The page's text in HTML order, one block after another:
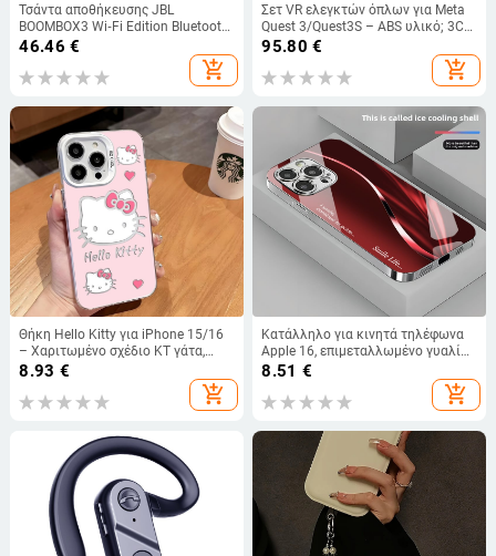
Τσάντα αποθήκευσης JBL
BOOMBOX3 Wi‑Fi Edition Bluetooth
Speaker (ύφασμα, 3C συσκευασία)
46.46 €
add_shopping_cart
Σετ VR ελεγκτών όπλων για Meta
Quest 3/Quest3S – ABS υλικό; 3C
συσκευασία ηλεκτρονικού
προϊόντος; μη εισαγόμενο; χωρίς
παραμετροποίηση
95.80 €
add_shopping_cart
Θήκη Hello Kitty για iPhone 15/16
– Χαριτωμένο σχέδιο KT γάτα,
λευκό ή μαύρο, Ανθεκτική σε
8.93 €
add_shopping_cart
Κατάλληλο για κινητά τηλέφωνα
Apple 16, επιμεταλλωμένο γυαλί
με εκθαμβωτικό φως, απλό iPhone
17 Pro, μοντέρνο και ελαφρύ,
πολυτελές 14 Plus
8.51 €
add_shopping_cart